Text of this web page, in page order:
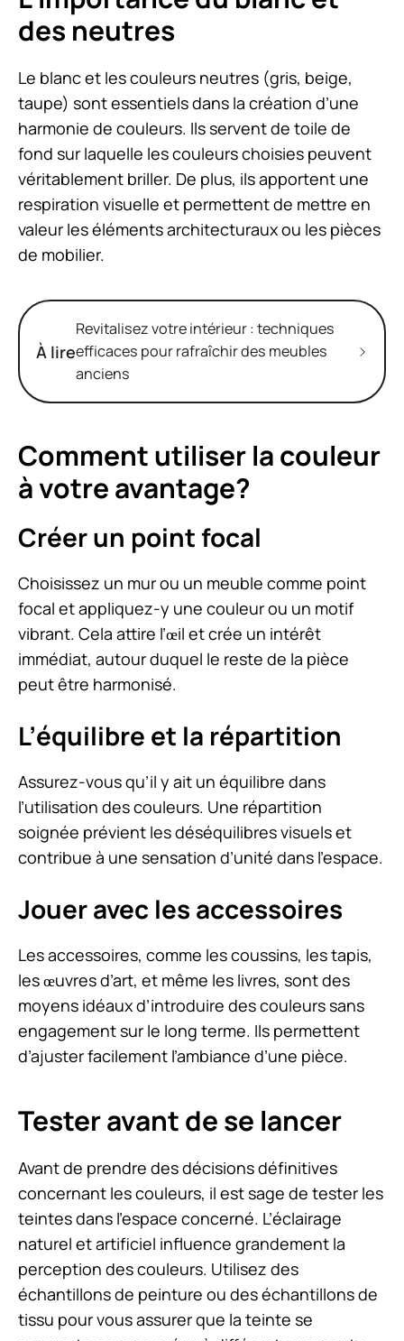
des neutres
Le blanc et les couleurs neutres (gris, beige,
taupe) sont essentiels dans la création d’une
harmonie de couleurs. Ils servent de toile de
fond sur laquelle les couleurs choisies peuvent
véritablement briller. De plus, ils apportent une
respiration visuelle et permettent de mettre en
valeur les éléments architecturaux ou les pièces
de mobilier.
À lire
Revitalisez votre intérieur : techniques
efficaces pour rafraîchir des meubles
anciens
Comment utiliser la couleur
à votre avantage?
Créer un point focal
Choisissez un mur ou un meuble comme point
focal et appliquez-y une couleur ou un motif
vibrant. Cela attire l’œil et crée un intérêt
immédiat, autour duquel le reste de la pièce
peut être harmonisé.
L’équilibre et la répartition
Assurez-vous qu’il y ait un équilibre dans
l’utilisation des couleurs. Une répartition
soignée prévient les déséquilibres visuels et
contribue à une sensation d’unité dans l’espace.
Jouer avec les accessoires
Les accessoires, comme les coussins, les tapis,
les œuvres d’art, et même les livres, sont des
moyens idéaux d’introduire des couleurs sans
engagement sur le long terme. Ils permettent
d’ajuster facilement l’ambiance d’une pièce.
Tester avant de se lancer
Avant de prendre des décisions définitives
concernant les couleurs, il est sage de tester les
teintes dans l’espace concerné. L’éclairage
naturel et artificiel influence grandement la
perception des couleurs. Utilisez des
échantillons de peinture ou des échantillons de
tissu pour vous assurer que la teinte se